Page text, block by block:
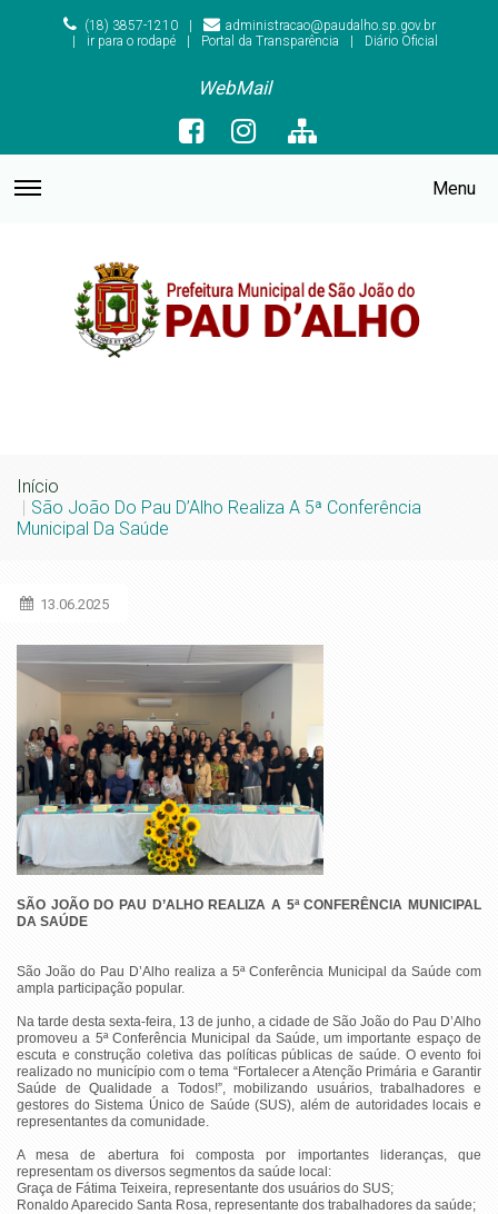
(18) 3857-1210
administracao@paudalho.sp.gov.br
ir para o rodapé
Portal da Transparência Diário Oficial
WebMail
Menu
Início
São João Do Pau D’Alho Realiza A 5ª Conferência
Municipal Da Saúde
13.06.2025
SÃO JOÃO DO PAU D’ALHO REALIZA A 5ª CONFERÊNCIA MUNICIPAL
DA SAÚDE
São João do Pau D’Alho realiza a 5ª Conferência Municipal da Saúde com
ampla participação popular.
Na tarde desta sexta-feira, 13 de junho, a cidade de São João do Pau D’Alho
promoveu a 5ª Conferência Municipal da Saúde, um importante espaço de
escuta e construção coletiva das políticas públicas de saúde. O evento foi
realizado no município com o tema “Fortalecer a Atenção Primária e Garantir
Saúde de Qualidade a Todos!”, mobilizando usuários, trabalhadores e
gestores do Sistema Único de Saúde (SUS), além de autoridades locais e
representantes da comunidade.
A mesa de abertura foi composta por importantes lideranças, que
representam os diversos segmentos da saúde local:
Graça de Fátima Teixeira, representante dos usuários do SUS;
Ronaldo Aparecido Santa Rosa, representante dos trabalhadores da saúde;